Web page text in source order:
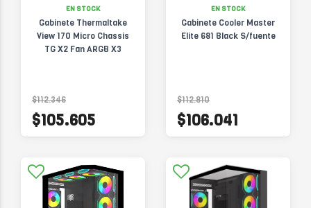
EN STOCK
Gabinete Thermaltake
View 170 Micro Chassis
TG X2 Fan ARGB X3
$112.346
$105.605
EN STOCK
Gabinete Cooler Master
Elite 681 Black S/fuente
$112.810
$106.041